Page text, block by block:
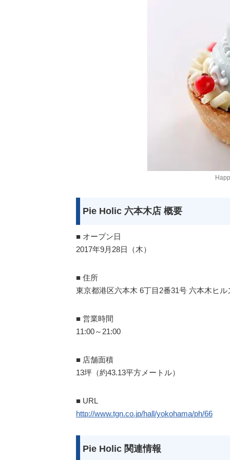
Pie Holic 六本木店 概要
■ オープン日
2017年9月28日（木）
■ 住所
東京都港区六本木 6丁目2番31号 六本木ヒ
■ 営業時間
11:00～21:00
■ 店舗面積
13坪（約43.13平方メートル）
■ URL
http://www.tgn.co.jp/hall/yokohama/ph/66
Pie Holic 関連情報